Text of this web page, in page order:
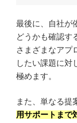
最後に、自社が
どうかも確認す
さまざまなアプ
したい課題に対
極めます。
また、単なる提
用サポートまで